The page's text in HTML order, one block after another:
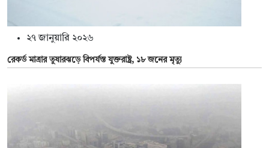
২৭ জানুয়ারি ২০২৬
রেকর্ড মাত্রার তুষারঝড়ে বিপর্যস্ত যুক্তরাষ্ট্র, ১৮ জনের মৃত্যু